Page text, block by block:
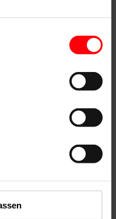
Stellschraube